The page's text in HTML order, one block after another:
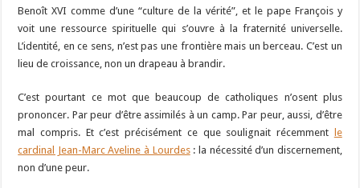
Benoît XVI comme d’une “culture de la vérité”, et le pape François y
voit une ressource spirituelle qui s’ouvre à la fraternité universelle.
L’identité, en ce sens, n’est pas une frontière mais un berceau. C’est un
lieu de croissance, non un drapeau à brandir.
C’est pourtant ce mot que beaucoup de catholiques n’osent plus
prononcer. Par peur d’être assimilés à un camp. Par peur, aussi, d’être
mal compris. Et c’est précisément ce que soulignait récemment le
cardinal Jean-Marc Aveline à Lourdes: la nécessité d’un discernement,
non d’une peur.